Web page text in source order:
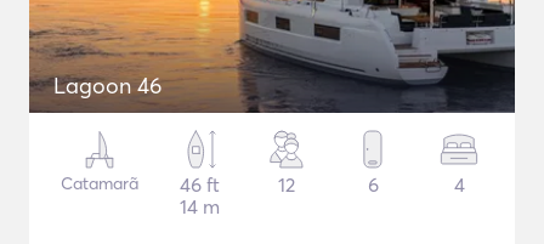
Lagoon 46
Catamarã
46 ft
14 m
12 6 4